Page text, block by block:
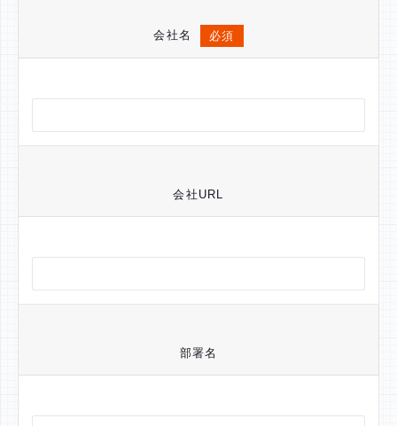
会社名 必須
会社URL
部署名